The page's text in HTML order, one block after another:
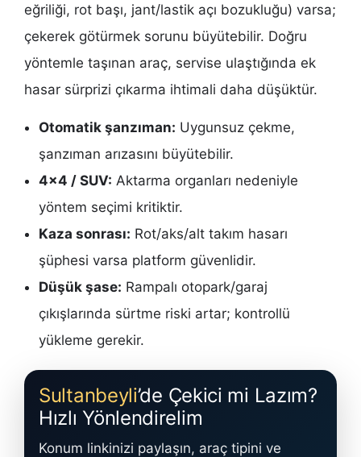
eğriliği, rot başı, jant/lastik açı bozukluğu) varsa;
çekerek götürmek sorunu büyütebilir. Doğru
yöntemle taşınan araç, servise ulaştığında ek
hasar sürprizi çıkarma ihtimali daha düşüktür.
Otomatik şanzıman: Uygunsuz çekme,
şanzıman arızasını büyütebilir.
4×4 / SUV: Aktarma organları nedeniyle
yöntem seçimi kritiktir.
Kaza sonrası: Rot/aks/alt takım hasarı
şüphesi varsa platform güvenlidir.
Düşük şase: Rampalı otopark/garaj
çıkışlarında sürtme riski artar; kontrollü
yükleme gerekir.
Sultanbeyli’de Çekici mi Lazım?
Hızlı Yönlendirelim
Konum linkinizi paylaşın, araç tipini ve